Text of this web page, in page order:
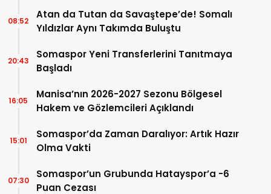
Atan da Tutan da Savaştepe’de! Somalı
Yıldızlar Aynı Takımda Buluştu
08:52
Somaspor Yeni Transferlerini Tanıtmaya
Başladı
20:43
Manisa’nın 2026-2027 Sezonu Bölgesel
Hakem ve Gözlemcileri Açıklandı
16:05
Somaspor’da Zaman Daralıyor: Artık Hazır
Olma Vakti
15:01
Somaspor’un Grubunda Hatayspor’a -6
Puan Cezası
07:30